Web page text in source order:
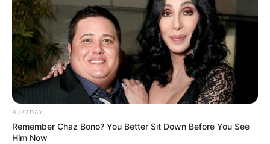
BUZZDAY
Remember Chaz Bono? You Better Sit Down Before You See
Him Now